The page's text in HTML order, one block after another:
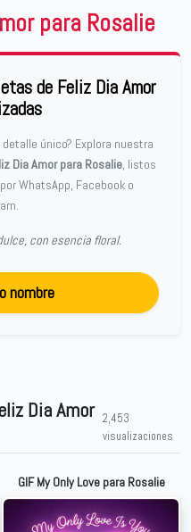
para Rosalie
de Feliz Dia Amor
detalle único? Explora nuestra
Dia Amor para Rosalie, listos
WhatsApp, Facebook o
con esencia floral.
nombre
Dia Amor 2,453
visualizaciones
GIF My Only Love para Rosalie